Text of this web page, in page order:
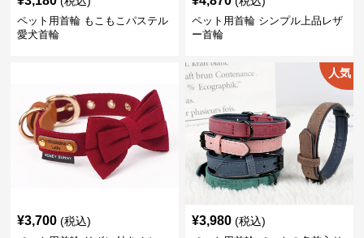
ペット用首輪 もこもこパステル
愛犬首輪
ペット用首輪 シンプル上品レザ
ー首輪
¥3,700 (税込)
人気
¥3,980 (税込)